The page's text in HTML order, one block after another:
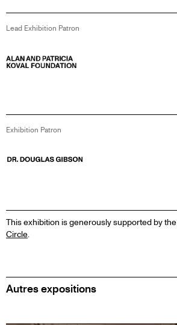
Lead Exhibition Patron
Exhibition Patron
This exhibition is generously supported by the
Circle.
Autres expositions